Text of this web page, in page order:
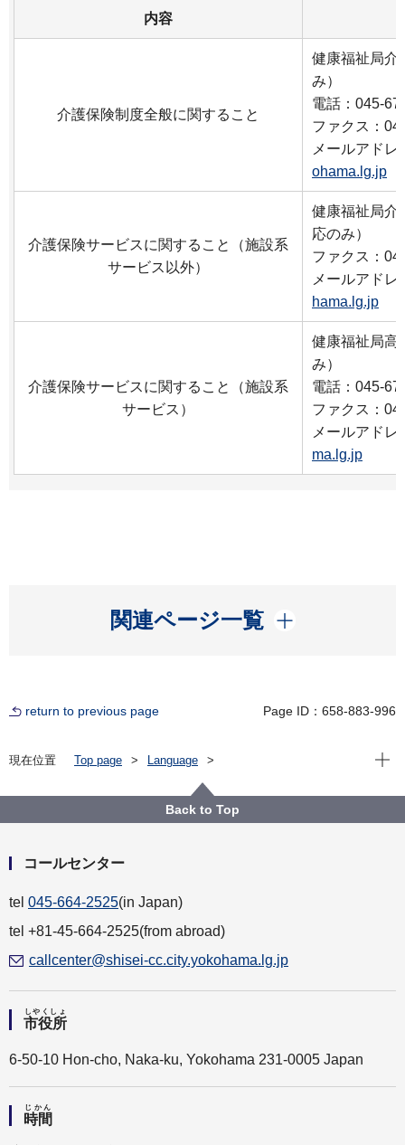
内容
介護保険制度全般に関すること
健康福祉局
み）
電話：045-
ファクス：
メールアドレ
ohama.lg.jp
介護保険サービスに関すること（施設系
サービス以外）
健康福祉局
応のみ）
ファクス：
メールアドレ
hama.lg.jp
介護保険サービスに関すること（施設系
サービス）
健康福祉局
み）
電話：045-
ファクス：
メールアドレ
ma.lg.jp
関連ページ一覧
開く
return to previous page Page ID：658-883-996
現在位置 Top page
Language
日本語（多言語ページ元原稿）
保険・年金
Open
Back to Top
コールセンター
tel 045-664-2525(in Japan)
tel +81-45-664-2525(from abroad)
callcenter@shisei-cc.city.yokohama.lg.jp
市役所
しやくしょ
6-50-10 Hon-cho, Naka-ku, Yokohama 231-0005 Japan
時間
じかん